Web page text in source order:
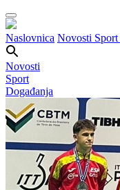
Naslovnica Novosti Sport
Novosti
Sport
Događanja